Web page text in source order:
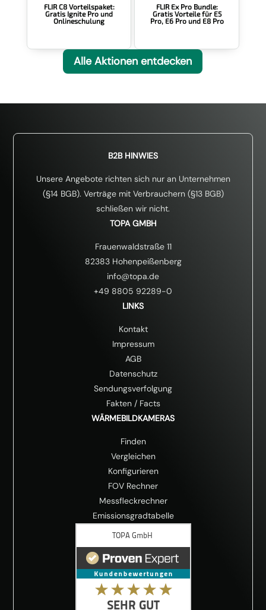
FLIR C8 Vorteilspaket:
Gratis Ignite Pro und
Onlineschulung
FLIR Ex Pro Bundle:
Gratis Vorteile für E5
Pro, E6 Pro und E8 Pro
Alle Aktionen entdecken
B2B HINWIES
Unsere Angebote richten sich nur an Unternehmen
(§14 BGB). Verträge mit Verbrauchern (§13 BGB)
schließen wir nicht.
TOPA GMBH
Frauenwaldstraße 11
82383 Hohenpeißenberg
info@topa.de
+49 8805 92289-0
LINKS
Kontakt
Impressum
AGB
Datenschutz
Sendungsverfolgung
Fakten/ Facts
WÄRMEBILDKAMERAS
Finden
Vergleichen
Konfigurieren
FOV Rechner
Messfleckrechner
Emissionsgradtabelle